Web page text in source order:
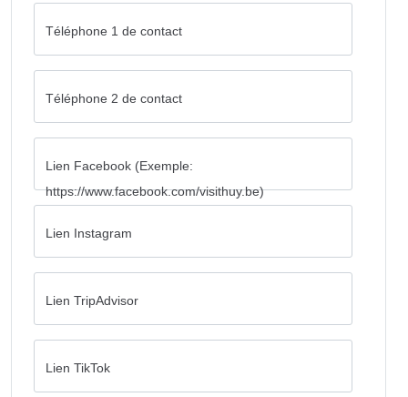
Téléphone 1 de contact
Téléphone 2 de contact
Lien Facebook (Exemple:
https://www.facebook.com/visithuy.be)
Lien Instagram
Lien TripAdvisor
Lien TikTok